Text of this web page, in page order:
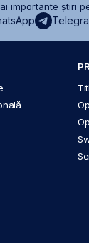
importante știri